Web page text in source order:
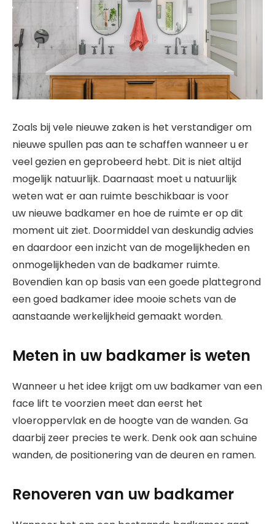
Zoals bij vele nieuwe zaken is het verstandiger om
nieuwe spullen pas aan te schaffen wanneer u er
veel gezien en geprobeerd hebt. Dit is niet altijd
mogelijk natuurlijk. Daarnaast moet u natuurlijk
weten wat er aan ruimte beschikbaar is voor
uw nieuwe badkamer en hoe de ruimte er op dit
moment uit ziet. Doormiddel van deskundig advies
en daardoor een inzicht van de mogelijkheden en
onmogelijkheden van de badkamer ruimte.
Bovendien kan op basis van een goede plattegrond
een goed badkamer idee mooie schets van de
aanstaande werkelijkheid gemaakt worden.
Meten in uw badkamer is weten
Wanneer u het idee krijgt om uw badkamer van een
face lift te voorzien meet dan eerst het
vloeroppervlak en de hoogte van de wanden. Ga
daarbij zeer precies te werk. Denk ook aan schuine
wanden, de positionering van de deuren en ramen.
Renoveren van uw badkamer